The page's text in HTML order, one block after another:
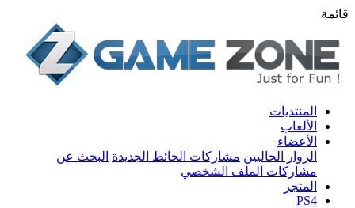
قائمة
المنتديات
الألعاب
الأعضاء
الزوار الحاليين مشاركات الحائط الجديدة البحث عن
مشاركات الملف الشخصي
المتجر
PS4